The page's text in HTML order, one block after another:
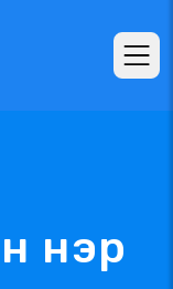
нэр